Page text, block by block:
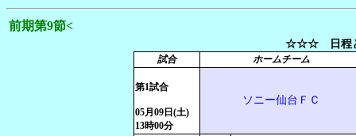
前期第9節<
☆☆☆ 日程
試合 ホームチーム
第1試合
05月09日(土)
13時00分
ソニー仙台ＦＣ